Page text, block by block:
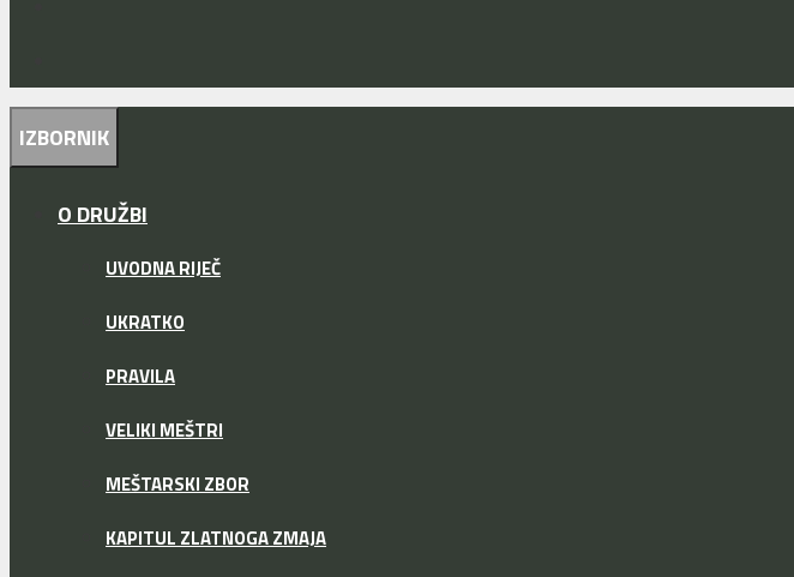
IZBORNIK
O DRUŽBI
UVODNA RIJEČ
UKRATKO
PRAVILA
VELIKI MEŠTRI
MEŠTARSKI ZBOR
KAPITUL ZLATNOGA ZMAJA